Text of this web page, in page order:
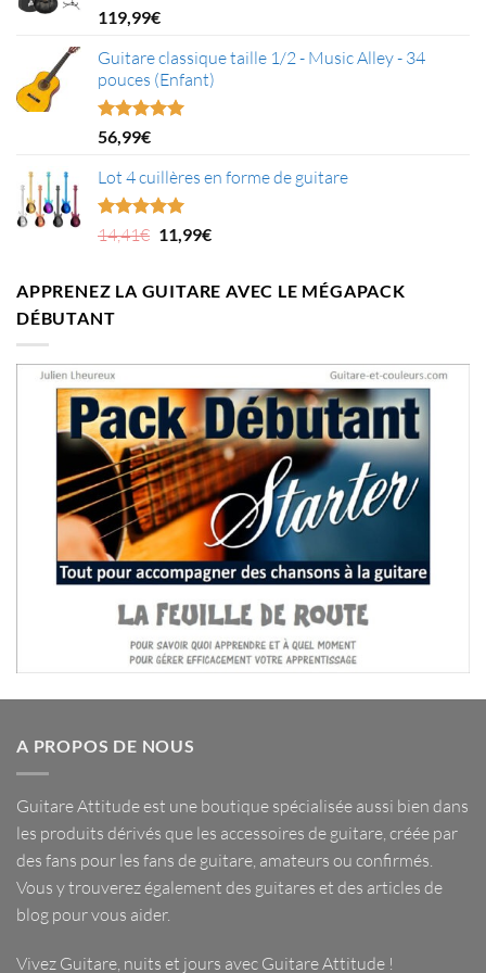
Note5.00
sur 5
119,99€
Guitare classique taille 1/2 - Music Alley - 34
pouces (Enfant)
Note5.00
sur 5
56,99€
Lot 4 cuillères en forme de guitare
Note5.00
sur 5
14,41€ Le
était :
11,99€Le
est :
APPRENEZ LA GUITARE AVEC LE MÉGAPACK
DÉBUTANT
A PROPOS DE NOUS
Guitare Attitude est une boutique spécialisée aussi bien dans
les produits dérivés que les accessoires de guitare , créée par
des fans pour les fans de guitare, amateurs ou confirmés.
Vous y trouverez également des guitares et des articles de
blog pour vous aider.
Vivez Guitare, nuits et jours avec Guitare Attitude !